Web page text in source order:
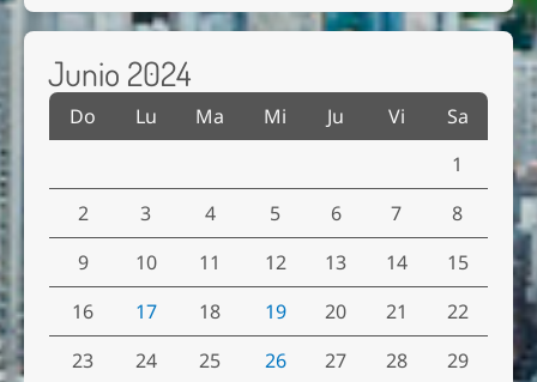
Junio 2024
Do Lu Ma Mi Ju Vi
Sa
1
2
3 4 5 6 7
8
9
10 11 12 13 14
15
16
17 18 19 20 21
22
23
24 25 26 27 28
29